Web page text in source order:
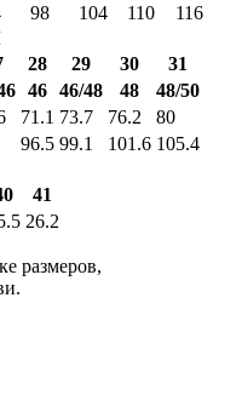
98 104 110
116
28 29 30
31
46 46/48 48
48/50
71.1 73.7 76.2
80
96.5 99.1 101.6 105.4
41
26.2
размеров,